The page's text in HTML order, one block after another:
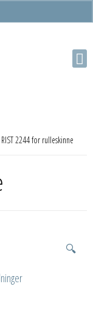
RIST 2244 for rulleskinne
🔍